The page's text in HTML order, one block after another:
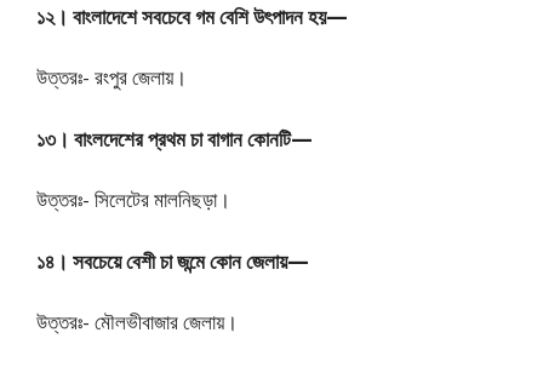
১২। বাংলাদেশে সবচেবে গম বেশি উৎপাদন হয়—
উত্তরঃ- রংপুর জেলায়।
১৩। বাংলদেশের প্রথম চা বাগান কোনটি—
উত্তরঃ- সিলেটের মালনিছড়া।
১৪। সবচেয়ে বেশী চা জন্মে কোন জেলায়—
উত্তরঃ- মৌলভীবাজার জেলায়।